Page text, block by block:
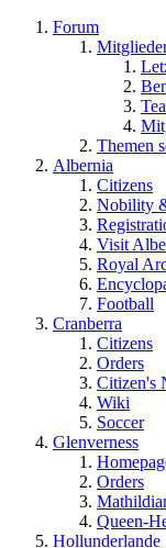
Forum
Themen
Albernia
Citizens
Nobility
Visit
Royal
Football
Cranberra
Citizens
Orders
Citizen's
Wiki
Soccer
Glenverness
Orders
Queen-
Hollunderlande